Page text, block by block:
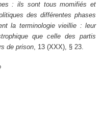
: ils sont tous momifiés et
des différentes phases
la terminologie vieillie : leur
que celle des partis
de prison, 13 (XXX), § 23.